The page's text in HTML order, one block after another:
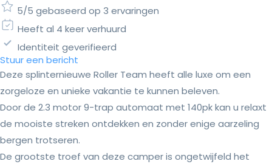
5/5 gebaseerd op 3 ervaringen
Heeft al 4 keer verhuurd
Identiteit geverifieerd
Stuur een bericht
Deze splinternieuwe Roller Team heeft alle luxe om een
zorgeloze en unieke vakantie te kunnen beleven.
Door de 2.3 motor 9-trap automaat met 140pk kan u relaxt
de mooiste streken ontdekken en zonder enige aarzeling
bergen trotseren.
De grootste troef van deze camper is ongetwijfeld het